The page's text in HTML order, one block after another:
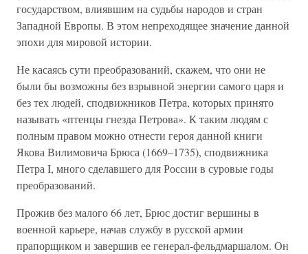
государством, влиявшим на судьбы народов и стран
Западной Европы. В этом непреходящее значение данной
эпохи для мировой истории.
Не касаясь сути преобразований, скажем, что они не
были бы возможны без взрывной энергии самого царя и
без тех людей, сподвижников Петра, которых принято
называть «птенцы гнезда Петрова». К таким людям с
полным правом можно отнести героя данной книги
Якова Вилимовича Брюса (1669–1735), сподвижника
Петра I, много сделавшего для России в суровые годы
преобразований.
Прожив без малого 66 лет, Брюс достиг вершины в
военной карьере, начав службу в русской армии
прапорщиком и завершив ее генерал-фельдмаршалом. Он